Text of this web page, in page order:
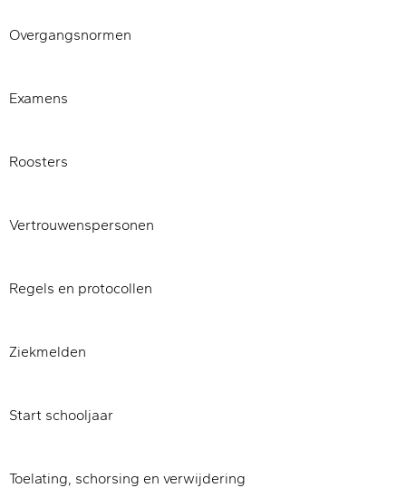
Overgangsnormen
Examens
Roosters
Vertrouwenspersonen
Regels en protocollen
Ziekmelden
Start schooljaar
Toelating, schorsing en verwijdering